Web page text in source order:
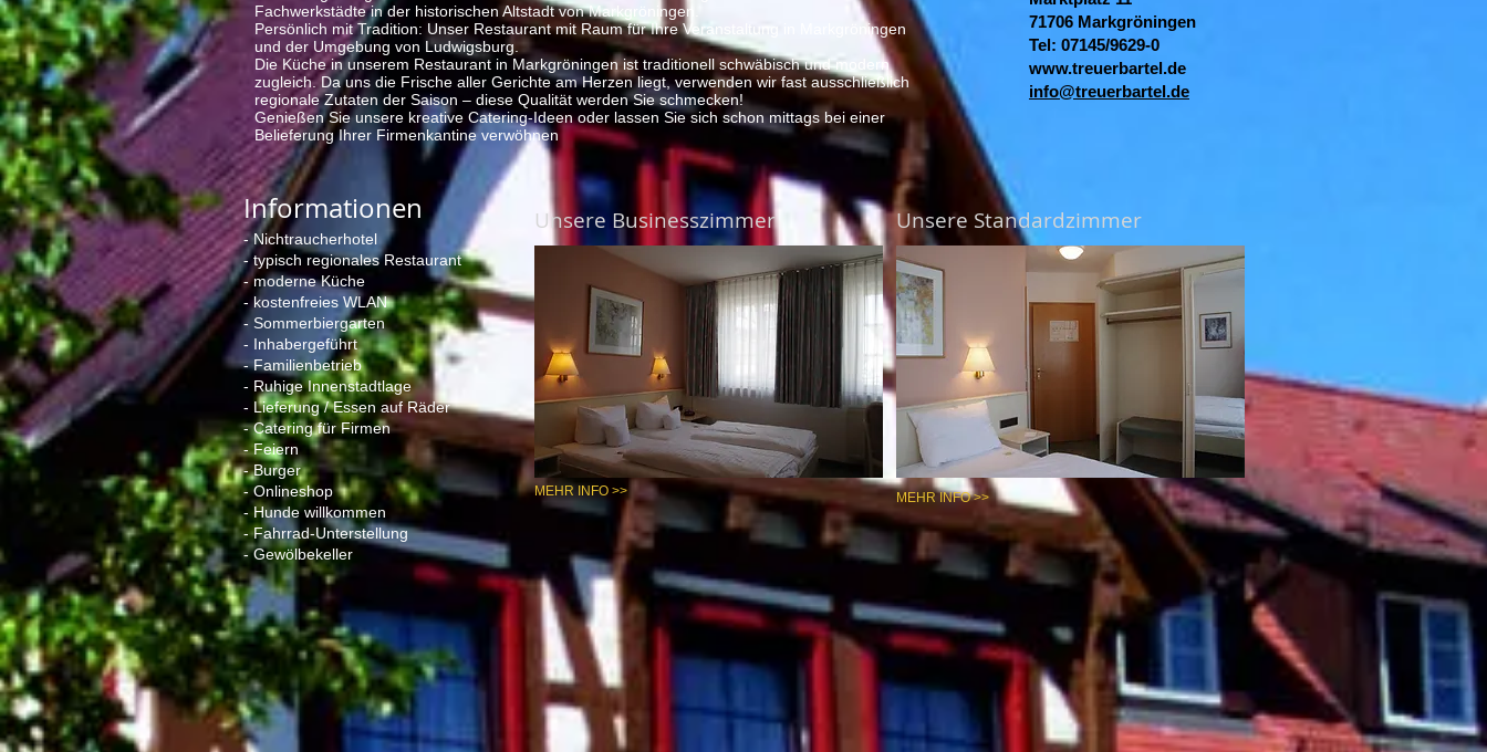
Fachwerkstädte in der historischen Altstadt von Markgröningen.
Persönlich mit Tradition: Unser Restaurant mit Raum für Ihre Veranstaltung in Markgröningen
und der Umgebung von Ludwigsburg.
Die Küche in unserem Restaurant in Markgröningen ist traditionell schwäbisch und modern
zugleich. Da uns die Frische aller Gerichte am Herzen liegt, verwenden wir fast ausschließlich
regionale Zutaten der Saison – diese Qualität werden Sie schmecken!
Genießen Sie unsere kreative Catering-Ideen oder lassen Sie sich schon mittags bei einer
Belieferung Ihrer Firmenkantine verwöhnen
71706 Markgröningen
Tel: 07145/9629-0
www.treuerbartel.de
info@treuerbartel.de
Informationen
- Nichtraucherhotel
- typisch regionales Restaurant
- moderne Küche
- kostenfreies WLAN
- Sommerbiergarten
- Inhabergeführt
- Familienbetrieb
- Ruhige Innenstadtlage
- Lieferung / Essen auf Räder
- Catering für Firmen
- Feiern
- Burger
- Onlineshop
- Hunde willkommen
- Fahrrad-Unterstellung
- Gewölbekeller
Unsere Businesszimmer
MEHR INFO >>
Unsere Standardzimmer
MEHR INFO >>